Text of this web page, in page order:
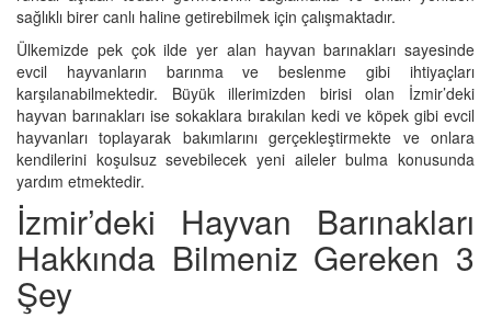
sağlıklı birer canlı haline getirebilmek için çalışmaktadır.
Ülkemizde pek çok ilde yer alan hayvan barınakları sayesinde
evcil hayvanların barınma ve beslenme gibi ihtiyaçları
karşılanabilmektedir. Büyük illerimizden birisi olan İzmir’deki
hayvan barınakları ise sokaklara bırakılan kedi ve köpek gibi evcil
hayvanları toplayarak bakımlarını gerçekleştirmekte ve onlara
kendilerini koşulsuz sevebilecek yeni aileler bulma konusunda
yardım etmektedir.
İzmir’deki Hayvan Barınakları
Hakkında Bilmeniz Gereken 3
Şey